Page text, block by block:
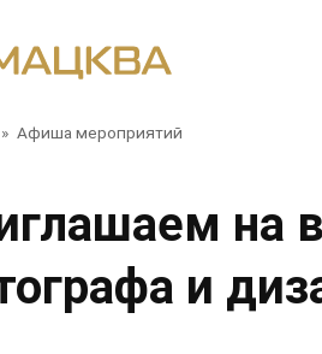
» Афиша мероприятий
на
и